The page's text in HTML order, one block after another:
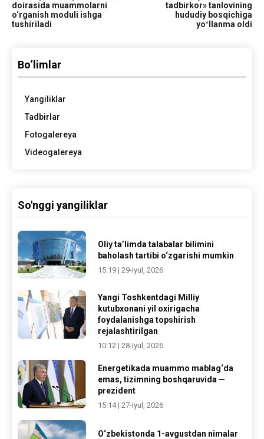
doirasida muammolarni
o‘rganish moduli ishga
tushiriladi
tadbirkor» tanlovining
hududiy bosqichiga
yoʻllanma oldi
Bo‘limlar
Yangiliklar
Tadbirlar
Fotogalereya
Videogalereya
So'nggi yangiliklar
Oliy ta’limda talabalar bilimini
baholash tartibi o‘zgarishi mumkin
15:19 | 29-Iyul, 2026
Yangi Toshkentdagi Milliy
kutubxonani yil oxirigacha
foydalanishga topshirish
rejalashtirilgan
10:12 | 28-Iyul, 2026
Energetikada muammo mablag‘da
emas, tizimning boshqaruvida —
prezident
15:14 | 27-Iyul, 2026
O‘zbekistonda 1-avgustdan nimalar